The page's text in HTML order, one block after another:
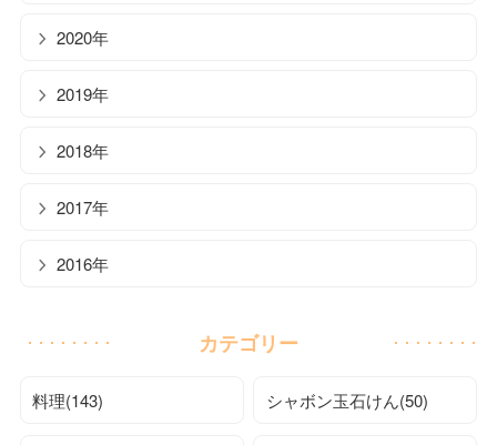
2020年
2019年
2018年
2017年
2016年
カテゴリー
料理(143) シャボン玉石けん(50)